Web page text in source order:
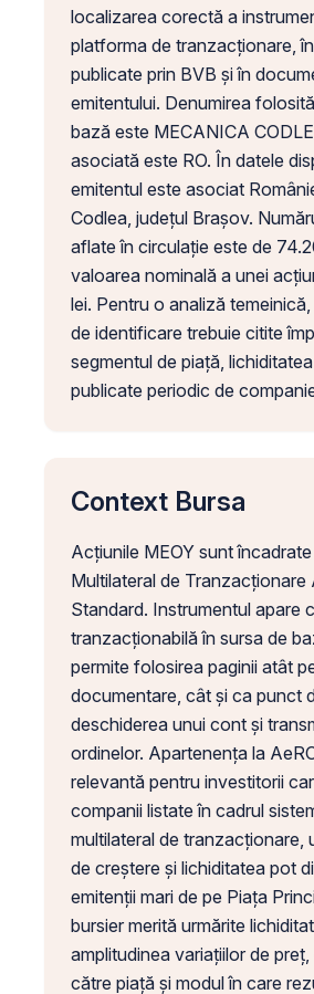
localizarea corectă a
platforma de tranzacționare,
publicate prin BVB și în
emitentului. Denumirea
bază este MECANICA
asociată este RO. În datele
emitentul este asociat
Codlea, județul Brașov.
aflate în circulație este de
valoarea nominală a unei
lei. Pentru o analiză
de identificare trebuie citite
segmentul de piață,
publicate periodic de
Context Bursa
Acțiunile MEOY sunt
Multilateral de Tranzacționare
Standard. Instrumentul apare
tranzacționabilă în sursa de
permite folosirea paginii atât
documentare, cât și ca punct
deschiderea unui cont și
ordinelor. Apartenența la
relevantă pentru investitorii
companii listate în cadrul
multilateral de tranzacționare,
de creștere și lichiditatea pot
emitenții mari de pe Piața
bursier merită urmărite
amplitudinea variațiilor de
către piață și modul în care